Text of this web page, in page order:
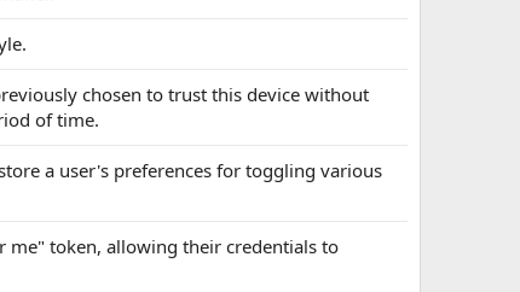
chosen to trust this device without
of time.
a user's preferences for toggling various
me" token, allowing their credentials to